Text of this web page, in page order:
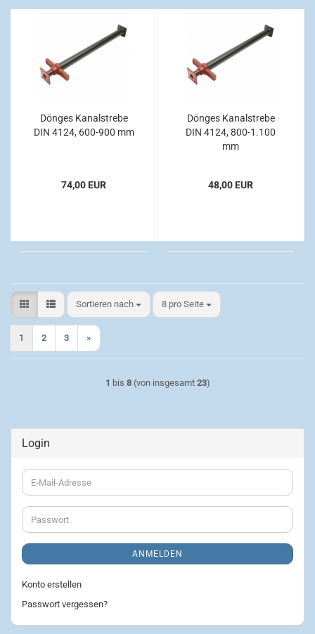
Dönges Kanalstrebe
DIN 4124, 600-900 mm
74,00 EUR
Dönges Kanalstrebe
DIN 4124, 800-1.100
mm
48,00 EUR
Sortieren nach
Sortieren nach 8 pro Seite
pro Seite
1 2 3 »
1 bis 8(von insgesamt 23)
Login
E-
Mail-
Adresse
Passwort
ANMELDEN
Konto erstellen
Passwort vergessen?